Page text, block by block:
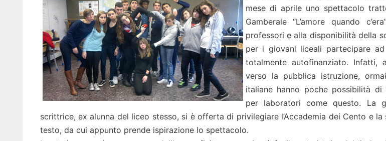
mese di aprile uno spettacolo
Gamberale “L’amore quando
professori e alla disponibilità della
per i giovani liceali partecipare
totalmente autofinanziato.
verso la pubblica istruzione,
italiane hanno poche possibilità di
per laboratori come questo. La
scrittrice, ex alunna del liceo stesso, si è offerta di privilegiare l’Accademia dei Cento e la
testo, da cui appunto prende ispirazione lo spettacolo.